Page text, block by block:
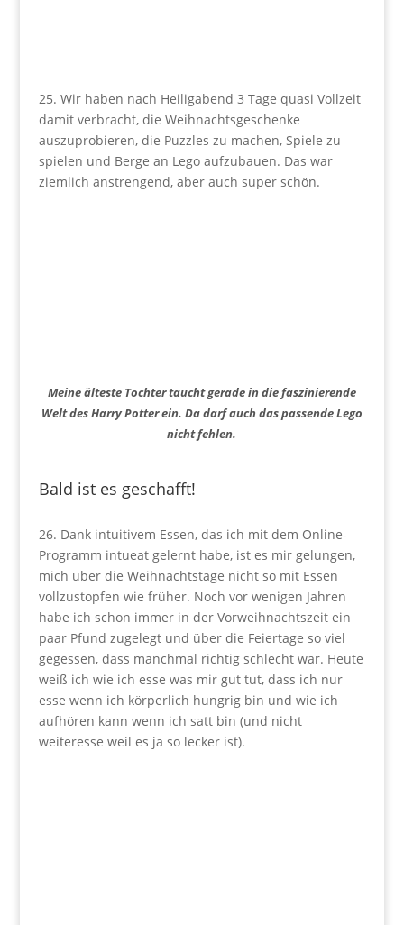
25. Wir haben nach Heiligabend 3 Tage quasi Vollzeit
damit verbracht, die Weihnachtsgeschenke
auszuprobieren, die Puzzles zu machen, Spiele zu
spielen und Berge an Lego aufzubauen. Das war
ziemlich anstrengend, aber auch super schön.
Meine älteste Tochter taucht gerade in die faszinierende
Welt des Harry Potter ein. Da darf auch das passende Lego
nicht fehlen.
Bald ist es geschafft!
26. Dank intuitivem Essen, das ich mit dem Online-
Programm intueat gelernt habe, ist es mir gelungen,
mich über die Weihnachtstage nicht so mit Essen
vollzustopfen wie früher. Noch vor wenigen Jahren
habe ich schon immer in der Vorweihnachtszeit ein
paar Pfund zugelegt und über die Feiertage so viel
gegessen, dass manchmal richtig schlecht war. Heute
weiß ich wie ich esse was mir gut tut, dass ich nur
esse wenn ich körperlich hungrig bin und wie ich
aufhören kann wenn ich satt bin (und nicht
weiteresse weil es ja so lecker ist).